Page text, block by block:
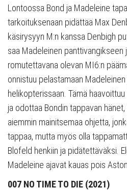
Lontoossa Bond ja Madeleine
tarkoituksenaan pidättää Max
käsirysyyn M:n kanssa Denbigh
saa Madeleinen panttivangikseen
romutettavana olevan MI6:n
onnistuu pelastamaan
helikopterissaan. Tämä
ja odottaa Bondin tappavan
aiemmin mainitsemaa ohjetta,
tappaa, mutta myös olla
Blofeld henkiin ja pidätettäväksi.
Madeleine ajavat kauas pois
007 NO TIME TO DIE (2021)